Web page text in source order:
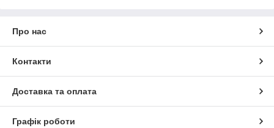
Про нас
Контакти
Доставка та оплата
Графік роботи